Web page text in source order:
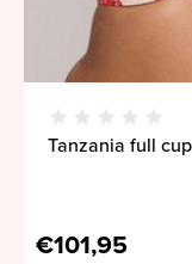
Tanzania full
€101,95